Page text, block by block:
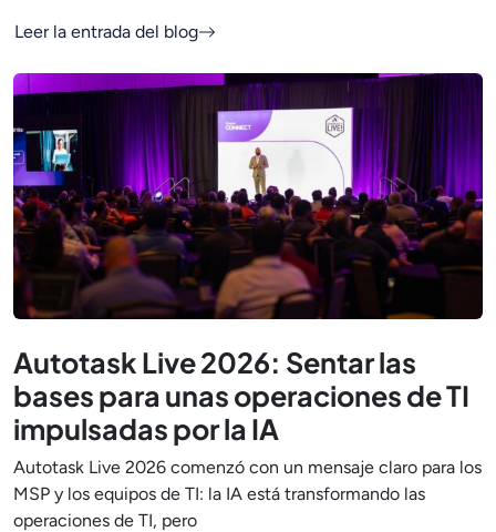
Leer la entrada del blog
Autotask Live 2026: Sentar las
bases para unas operaciones de TI
impulsadas por la IA
Autotask Live 2026 comenzó con un mensaje claro para los
MSP y los equipos de TI: la IA está transformando las
operaciones de TI, pero